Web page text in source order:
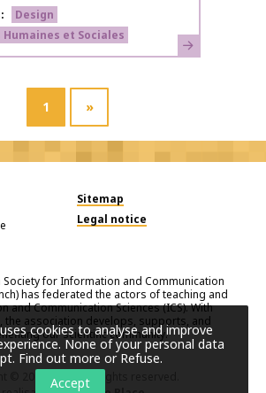
Design
Humaines et Sociales
Learn more
1 »
Sitemap
Legal notice
Society for Information and Communication
has federated the actors of teaching and
and Communication Sciences (ICS). With
the association develops, supports, and
our scientific community.
SFSIC
. All rights reserved.
cookies to analyse and improve
None of your personal data
Find out more or Refuse.
Accept